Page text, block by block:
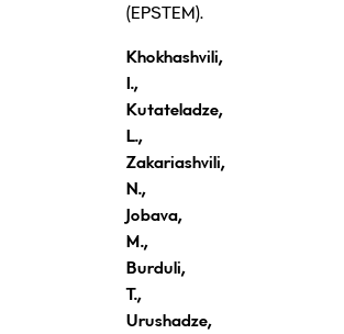
(EPSTEM).
Khokhashvili,
I.,
Kutateladze,
L.,
Zakariashvili,
N.,
Jobava,
M.,
Burduli,
T.,
Urushadze,